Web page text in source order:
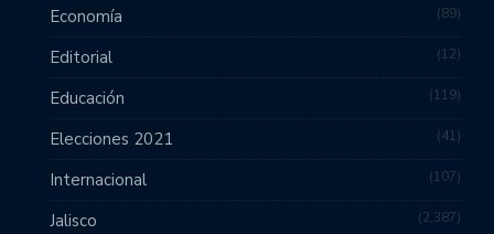
Economía 89
Editorial 12
Educación 119
Elecciones 2021 41
Internacional 107
Jalisco 2,387